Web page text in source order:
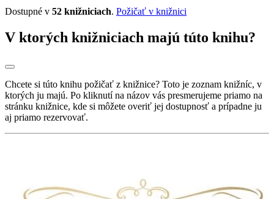
Dostupné v 52 knižniciach. Požičať v knižnici
V ktorých knižniciach majú túto knihu?
Chcete si túto knihu požičať z knižnice? Toto je zoznam knižníc, v
ktorých ju majú. Po kliknutí na názov vás presmerujeme priamo na
stránku knižnice, kde si môžete overiť jej dostupnosť a prípadne ju
aj priamo rezervovať.